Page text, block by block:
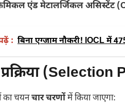
एंड मेटालर्जिकल असिस्टेंट
: बिना एग्जाम नौकरी! IOCL में
(Selection
का चयनचार चरणोंमें किया जाएगा: